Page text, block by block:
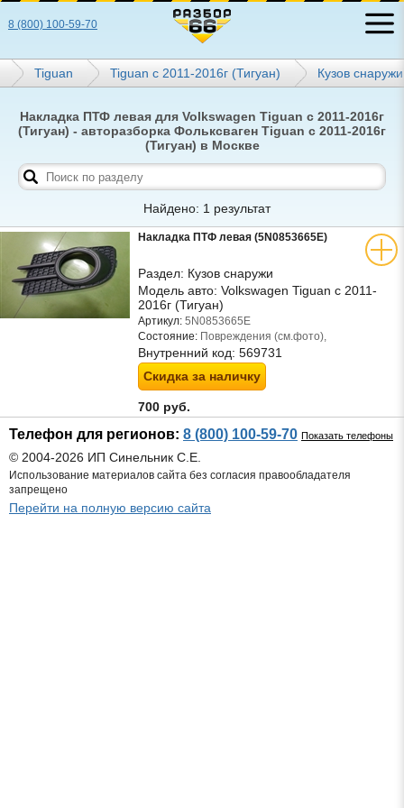
8 (800) 100-59-70
Tiguan Tiguan с 2011-2016г (Тигуан) Кузов снаружи
Накладка ПТФ левая для Volkswagen Tiguan с 2011-2016г
(Тигуан) - авторазборка Фольксваген Tiguan с 2011-2016г
(Тигуан) в Москве
Найдено: 1 результат
Накладка ПТФ левая (5N0853665E)
Раздел: Кузов снаружи
Модель авто: Volkswagen Tiguan с 2011-
2016г (Тигуан)
Артикул: 5N0853665E
Состояние: Повреждения (см.фото),
Внутренний код: 569731
Скидка за наличку
700 руб.
Телефон для регионов: 8 (800) 100-59-70 Показать телефоны
© 2004-2026 ИП Синельник С.Е.
Использование материалов сайта без согласия правообладателя
запрещено
Перейти на полную версию сайта